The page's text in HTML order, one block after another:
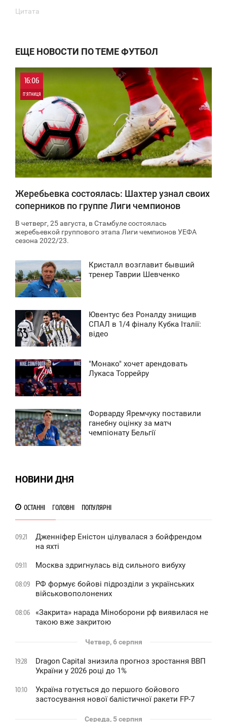
Цитата
ЕЩЕ НОВОСТИ ПО ТЕМЕ ФУТБОЛ
16:06
П'ЯТНИЦЯ
0
21 509
Жеребьевка состоялась: Шахтер узнал своих
соперников по группе Лиги чемпионов
В четверг, 25 августа, в Стамбуле состоялась
жеребьевкой группового этапа Лиги чемпионов УЕФА
сезона 2022/23.
Кристалл возглавит бывший
тренер Таврии Шевченко
Ювентус без Роналду знищив
СПАЛ в 1/4 фіналу Кубка Італії:
відео
"Монако" хочет арендовать
Лукаса Торрейру
Форварду Яремчуку поставили
ганебну оцінку за матч
чемпіонату Бельгії
НОВИНИ ДНЯ
ОСТАННІ ГОЛОВНІ ПОПУЛЯРНІ
09:21
Дженніфер Еністон цілувалася з бойфрендом
на яхті
09:11 Москва здригнулась від сильного вибуху
08:09
РФ формує бойові підрозділи з українських
військовополонених
08:06
«Закрита» нарада Міноборони рф виявилася не
такою вже закритою
Четвер, 6 серпня
19:28
Dragon Capital знизила прогноз зростання ВВП
України у 2026 році до 1%
10:10
Україна готується до першого бойового
застосування нової балістичної ракети FP-7
Середа, 5 серпня